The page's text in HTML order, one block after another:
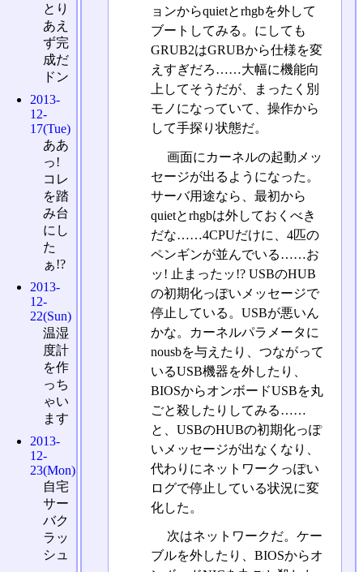
ョンからquietとrhgbを外して
ブートしてみる。にしても
GRUB2はGRUBから仕様を変
えすぎだろ……大幅に機能向
上してそうだが、まったく別
モノになっていて、操作から
して手探り状態だ。
画面にカーネルの起動メッ
セージが出るようになった。
サーバ用途なら、最初から
quietとrhgbは外しておくべき
だな……4CPUだけに、4匹の
ペンギンが並んでいる……お
ッ! 止まったッ!? USBのHUB
の初期化っぽいメッセージで
停止している。USBが悪いん
かな。カーネルパラメータに
nousbを与えたり、つながって
いるUSB機器を外したり、
BIOSからオンボードUSBを丸
ごと殺したりしてみる……
と、USBのHUBの初期化っぽ
いメッセージが出なくなり、
代わりにネットワークっぽい
ログで停止している状況に変
化した。
次はネットワークだ。ケー
ブルを外したり、BIOSからオ
とり
あえ
ず完
成だ
ドン
2013-
12-
17(Tue)
ああ
っ!
コレ
を踏
み台
にし
た
ぁ!?
2013-
12-
22(Sun)
温湿
度計
を作
っち
ゃい
ます
2013-
12-
23(Mon)
自宅
サー
バク
ラッ
シュ